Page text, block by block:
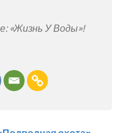
«Жизнь У Воды»!